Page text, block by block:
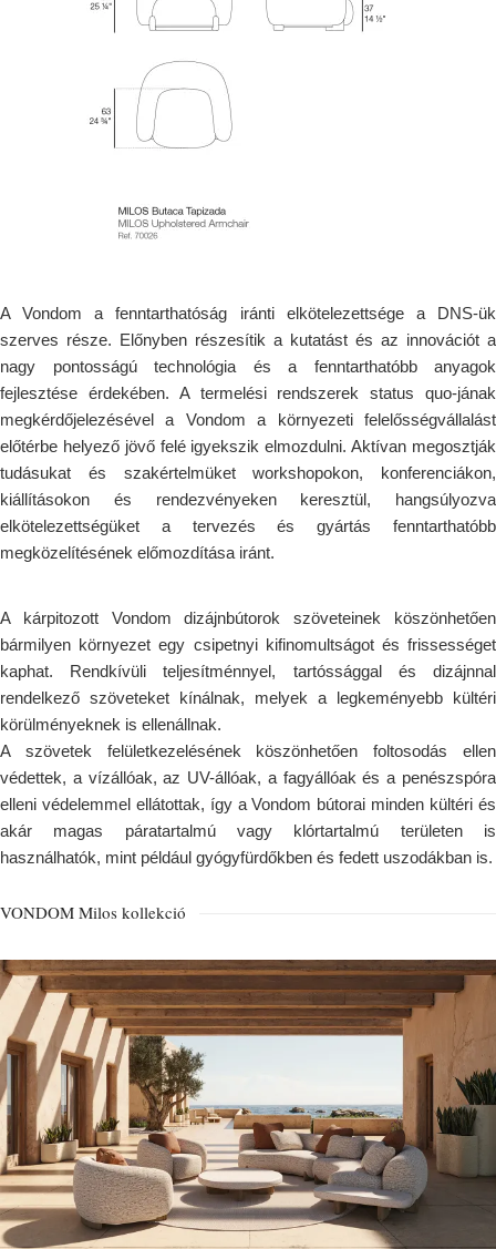
A Vondom a fenntarthatóság iránti elkötelezettsége a DNS-ük
szerves része. Előnyben részesítik a kutatást és az innovációt a
nagy pontosságú technológia és a fenntarthatóbb anyagok
fejlesztése érdekében. A termelési rendszerek status quo-jának
megkérdőjelezésével a Vondom a környezeti felelősségvállalást
előtérbe helyező jövő felé igyekszik elmozdulni. Aktívan megosztják
tudásukat és szakértelmüket workshopokon, konferenciákon,
kiállításokon és rendezvényeken keresztül, hangsúlyozva
elkötelezettségüket a tervezés és gyártás fenntarthatóbb
megközelítésének előmozdítása iránt.
A kárpitozott Vondom dizájnbútorok szöveteinek köszönhetően
bármilyen környezet egy csipetnyi kifinomultságot és frissességet
kaphat. Rendkívüli teljesítménnyel, tartóssággal és dizájnnal
rendelkező szöveteket kínálnak, melyek a legkeményebb kültéri
körülményeknek is ellenállnak.
A szövetek felületkezelésének köszönhetően foltosodás ellen
védettek, a vízállóak, az UV-állóak, a fagyállóak és a penészspóra
elleni védelemmel ellátottak, így a Vondom bútorai minden kültéri és
akár magas páratartalmú vagy klórtartalmú területen is
használhatók, mint például gyógyfürdőkben és fedett uszodákban is.
VONDOM Milos kollekció